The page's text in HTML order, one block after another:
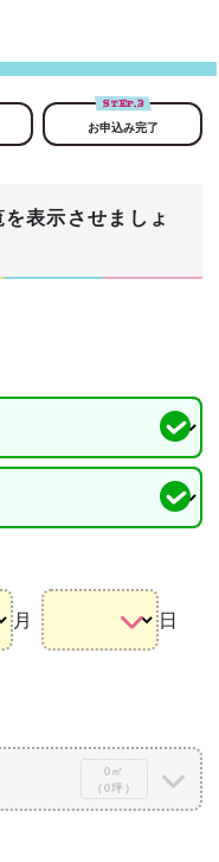
STEP.3
お申込み完了
表示させましょ
月 日
0㎡
（0坪）